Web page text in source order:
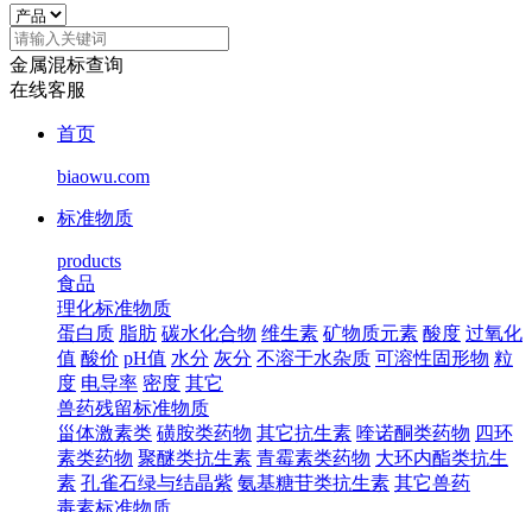
金属混标查询
在线客服
首页
biaowu.com
标准物质
products
食品
理化标准物质
蛋白质 脂肪 碳水化合物 维生素 矿物质元素 酸度 过氧化
值 酸价 pH值 水分 灰分 不溶于水杂质 可溶性固形物 粒
度 电导率 密度 其它
兽药残留标准物质
甾体激素类 磺胺类药物 其它抗生素 喹诺酮类药物 四环
素类药物 聚醚类抗生素 青霉素类药物 大环内酯类抗生
素 孔雀石绿与结晶紫 氨基糖苷类抗生素 其它兽药
毒素标准物质